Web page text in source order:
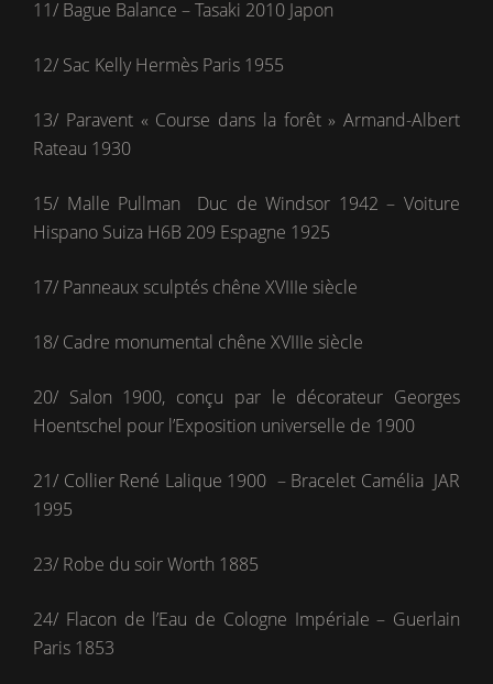
11/ Bague Balance – Tasaki 2010 Japon
12/ Sac Kelly Hermès Paris 1955
13/ Paravent « Course dans la forêt » Armand-Albert
Rateau 1930
15/ Malle Pullman Duc de Windsor 1942 – Voiture
Hispano Suiza H6B 209 Espagne 1925
17/ Panneaux sculptés chêne XVIIIe siècle
18/ Cadre monumental chêne XVIIIe siècle
20/ Salon 1900, conçu par le décorateur Georges
Hoentschel pour l’Exposition universelle de 1900
21/ Collier René Lalique 1900 – Bracelet Camélia JAR
1995
23/ Robe du soir Worth 1885
24/ Flacon de l’Eau de Cologne Impériale – Guerlain
Paris 1853